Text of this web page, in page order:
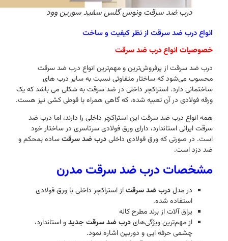
درب ضد سرقت ونوس گلس سفید سورین وود
انواع درب ضد سرقت از نظر کیفیت و ساخت
خصوصیات انواع درب ضد سرقت
درب ضد سرقت از پرفروش‌ترین و مهم‌ترین انواع درب ضد سرقت
محسوب می‌شود که ساختار متفاوتی نسبت به سایر درب‌ های
ساختمانی دارد. استراکچر داخلی در ضد سرقت به شکلی می باشد که یک
ورقه فولادی در آن تعبیه شده، که گاهی همراه با قوطی کشی نیز هست.
همه انواع درب ضد سرقت این استراکچر داخلی را دارند، اما درب ضد
سرقت ایرانی استاندارد، دارای ورق فولادی سرتاسری در ساختار خود
است. در صورتی که ورق فولادی داخلیدرب ضد سرقتساده بمحکم و
ضد دزد است.
مشخصات درب ضد سرقت مدرن
در مدلدرب ضد سرقتاز استراکچر داخلی با ورق فولادی
استفاده شده.
یراق آلات از برند مطرح کاله
از مهم‌ترین ویژگی‌هایدرب ضد سرقت جدیدو استاندارد،
چشمی حرفه ایی و دوربین اشاره نمود.